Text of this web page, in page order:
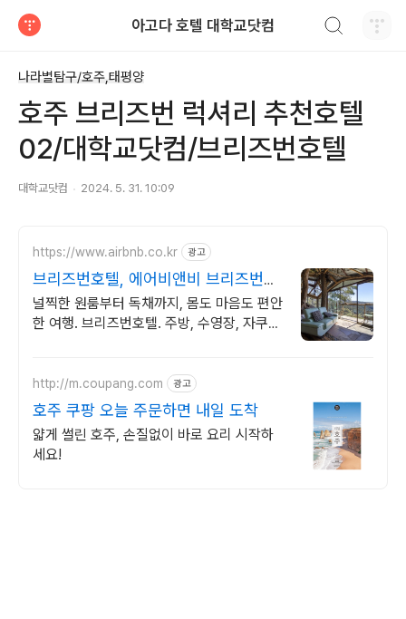
아고다 호텔 대학교닷컴
나라별탐구/호주,태평양
호주 브리즈번 럭셔리 추천호텔
02/대학교닷컴/브리즈번호텔
대학교닷컴 2024. 5. 31. 10:09
https://www.airbnb.co.kr 광고
브리즈번호텔, 에어비앤비 브리즈번에
서 살아보기
널찍한 원룸부터 독채까지, 몸도 마음도 편안
한 여행. 브리즈번호텔. 주방, 수영장, 자쿠
http://m.coupang.com 광고
호주 쿠팡 오늘 주문하면 내일 도착
얇게 썰린 호주, 손질없이 바로 요리 시작하
세요!